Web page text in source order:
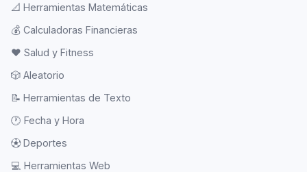
📐 Herramientas Matemáticas
💰 Calculadoras Financieras
❤️ Salud y Fitness
🎲 Aleatorio
📝 Herramientas de Texto
🕐 Fecha y Hora
⚽ Deportes
💻 Herramientas Web